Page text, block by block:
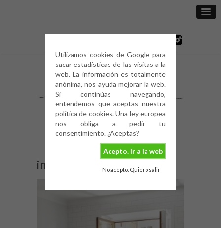
Utilizamos cookies de Google para
sacar estadísticas de las visitas a la
web. La información es totalmente
anónima, nos ayuda mejorar la web.
Si continúas navegando,
entendemos que aceptas nuestra
política de cookies. Una ley europea
nos obliga a pedir tu
consentimiento. ¿Aceptas?
Acepto. Ir a la web
No acepto. Quiero salir
image